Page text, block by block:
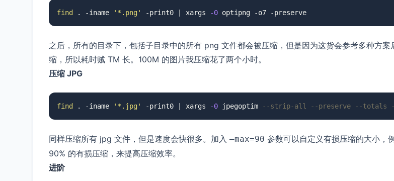
find . -iname '*.png' -print0 | xargs -0
之后，所有的目录下，包括子目录中的所有 png 文件都会被压缩，但是因为这货会参考多种方案
缩，所以耗时贼 TM 长。100M 的图片我压缩花了两个小时。
压缩 JPG
find . -iname '*.jpg' -print0 | xargs -0 jpegoptim --strip-all --preserve --totals
同样压缩所有 jpg 文件，但是速度会快很多。加入 –max=90 参数可以自定义有损压缩的大小，
90% 的有损压缩，来提高压缩效率。
进阶